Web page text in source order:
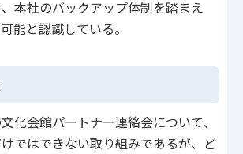
本社のバックアップ体制を踏まえ
能と認識している。
化会館パートナー連絡会について、
ではできない取り組みであるが、ど